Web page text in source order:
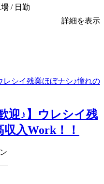
/ 日勤
詳細を表示
迎♪】ウレシイ残
入Work！！